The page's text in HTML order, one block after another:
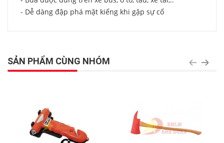
- Dễ dàng đập phá mặt kiếng khi gặp sự cố
SẢN PHẨM CÙNG NHÓM